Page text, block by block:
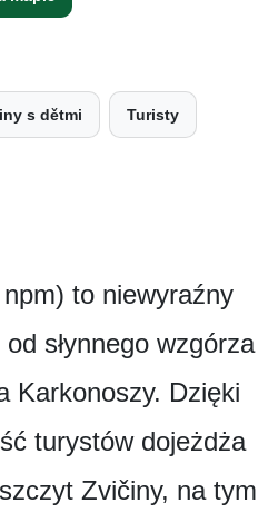
s dětmi Turisty
to niewyraźny
słynnego wzgórza
Karkonoszy. Dzięki
turystów dojeżdża
Zvičiny, na tym